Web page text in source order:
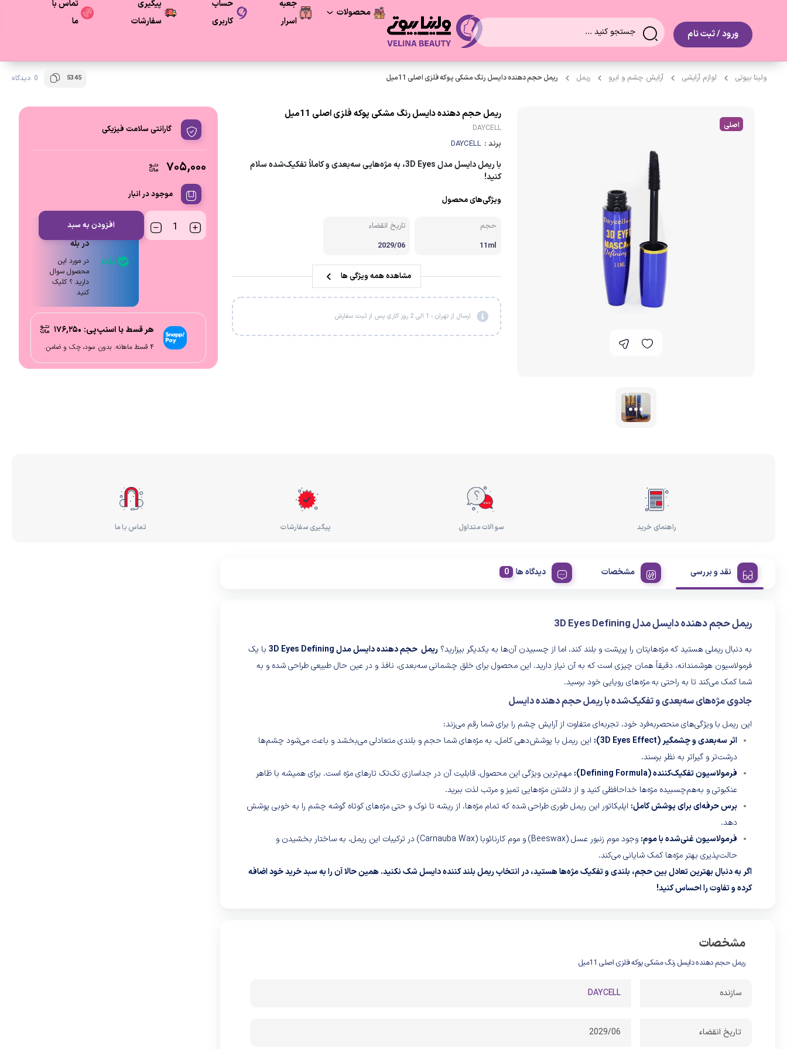
ورود / ثبت نام
محصولات
مراقبت و زیبایی مو
جعبه
اسرار
حساب
کاربری
پیگیری
سفارشات
تماس با
ما
ولینا بیوتی لوازم آرایشی آرایش چشم و ابرو ریمل ریمل حجم دهنده دایسل رنگ مشکی پوکه فلزی اصلی 11میل 5345 0 دیدگاه
اصلی
ریمل حجم دهنده دایسل رنگ مشکی پوکه فلزی اصلی 11میل
DAYCELL
برند : DAYCELL
با ریمل دایسل مدل 3D Eyes، به مژه‌هایی سه‌بعدی و کاملاً تفکیک‌شده سلام
کنید!
ویژگی‌های محصول
حجم
11ml
تاریخ انقضاء
2029/06
مشاهده همه ویژگی ها
ارسال از تهران : 1 الی 2 روز کاری پس از ثبت سفارش
گارانتی سلامت فیزیکی
۷۰۵,۰۰۰
موجود در انبار
افزودن به سبدارتباط مستقیم
در بله
در مورد این
محصول سوال
دارید ؟ کلیک
کنید
هر قسط با اسنپ‌پی: ۱۷۶,۲۵۰
۴ قسط ماهانه. بدون سود، چک و ضامن.
راهنمای خرید سوالات متداول پیگیری سفارشات تماس با ما
نقد و بررسی مشخصات دیدگاه ها
ریمل حجم دهنده دایسل مدل 3D Eyes Defining
به دنبال ریملی هستید که مژه‌هایتان را پرپشت و بلند کند، اما از چسبیدن آن‌ها به یکدیگر بیزارید؟ ریمل حجم دهنده دایسل مدل 3D Eyes Defining
با یک
فرمولاسیون هوشمندانه، دقیقاً همان چیزی است که به آن نیاز دارید. این محصول برای خلق چشمانی سه‌بعدی، نافذ و در عین حال طبیعی طراحی شده و به
شما کمک می‌کند تا به راحتی به مژه‌های رویایی خود برسید.
جادوی مژه‌های سه‌بعدی و تفکیک‌شده با ریمل حجم دهنده دایسل
این ریمل با ویژگی‌های منحصربه‌فرد خود، تجربه‌ای متفاوت از آرایش چشم را برای شما رقم می‌زند:
اثر سه‌بعدی و چشمگیر (3D Eyes Effect):
این ریمل با پوشش‌دهی کامل، به مژه‌های شما حجم و بلندی متعادلی می‌بخشد و باعث می‌شود چشم‌ها
درشت‌تر و گیراتر به نظر برسند.
فرمولاسیون تفکیک‌کننده (Defining Formula):
مهم‌ترین ویژگی این محصول، قابلیت آن در جداسازی تک‌تک تارهای مژه است. برای همیشه با ظاهر
عنکبوتی و به‌هم‌چسبیده مژه‌ها خداحافظی کنید و از داشتن مژه‌هایی تمیز و مرتب لذت ببرید.
برس حرفه‌ای برای پوشش کامل: اپلیکاتور این ریمل طوری طراحی شده که تمام مژه‌ها، از ریشه تا نوک و حتی مژه‌های کوتاه گوشه چشم را به خوبی پوشش
دهد.
فرمولاسیون غنی‌شده با موم:
وجود موم زنبور عسل (Beeswax) و موم کارنائوبا (Carnauba Wax) در ترکیبات این ریمل، به ساختار بخشیدن و
حالت‌پذیری بهتر مژه‌ها کمک شایانی می‌کند.
اگر به دنبال بهترین تعادل بین حجم، بلندی و تفکیک مژه‌ها هستید، در انتخاب ریمل بلند کننده دایسل شک نکنید. همین حالا آن را به سبد خرید خود اضافه
کرده و تفاوت را احساس کنید!
مشخصات
ریمل حجم دهنده دایسل رنگ مشکی پوکه فلزی اصلی 11میل
سازنده DAYCELL
تاریخ انقضاء 2029/06